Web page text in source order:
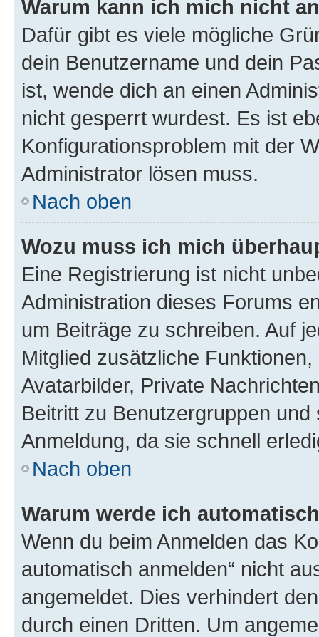
Warum kann ich mich nicht
Dafür gibt es viele mögliche
dein Benutzername und dein
ist, wende dich an einen
nicht gesperrt wurdest. Es ist
Konfigurationsproblem mit der
Administrator lösen muss.
Nach oben
Wozu muss ich mich
Eine Registrierung ist nicht
Administration dieses Forums
um Beiträge zu schreiben. Auf
Mitglied zusätzliche
Avatarbilder, Private
Beitritt zu Benutzergruppen
Anmeldung, da sie schnell
Nach oben
Warum werde ich
Wenn du beim Anmelden das
automatisch anmelden“ nicht
angemeldet. Dies verhindert
durch einen Dritten. Um